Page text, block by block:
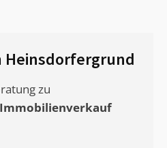
Heinsdorfergrund
zu
Immobilienverkauf